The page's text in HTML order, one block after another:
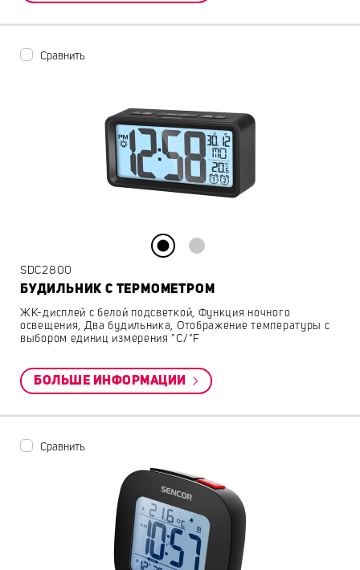
Сравнить
SDC2800
БУДИЛЬНИК С ТЕРМОМЕТРОМ
ЖК-дисплей с белой подсветкой, Функция ночного
освещения, Два будильника, Отображение температуры с
выбором единиц измерения °C/°F
БОЛЬШЕ ИНФОРМАЦИИ
Сравнить